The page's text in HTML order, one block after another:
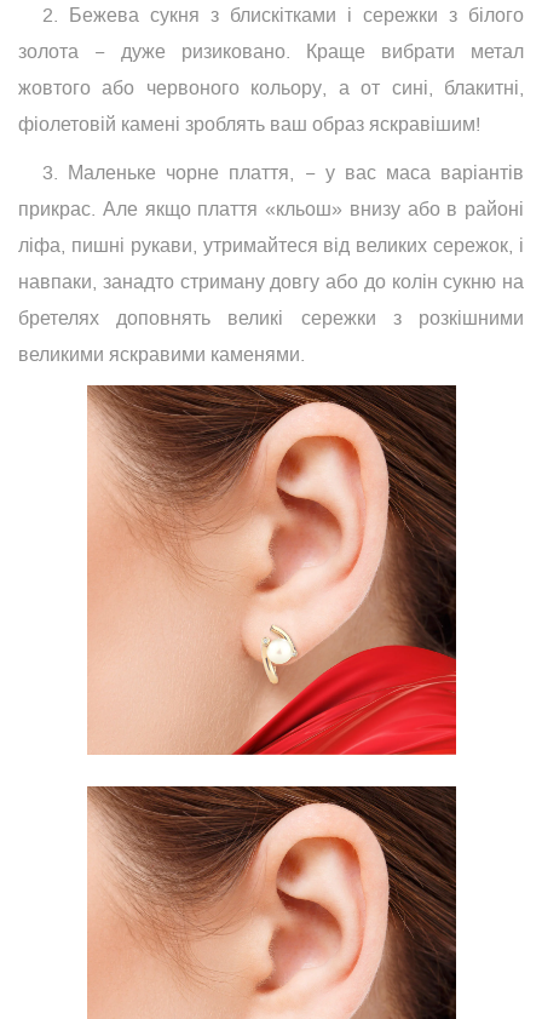
2. Бежева сукня з блискітками і сережки з білого
золота − дуже ризиковано. Краще вибрати метал
жовтого або червоного кольору, а от сині, блакитні,
фіолетовій камені зроблять ваш образ яскравішим!
3. Маленьке чорне плаття, − у вас маса варіантів
прикрас. Але якщо плаття «кльош» внизу або в районі
ліфа, пишні рукави, утримайтеся від великих сережок, і
навпаки, занадто стриману довгу або до колін сукню на
бретелях доповнять великі сережки з розкішними
великими яскравими каменями.